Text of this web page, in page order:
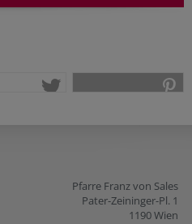
Pfarre Franz von Sales
Pater-Zeininger-Pl. 1
1190 Wien